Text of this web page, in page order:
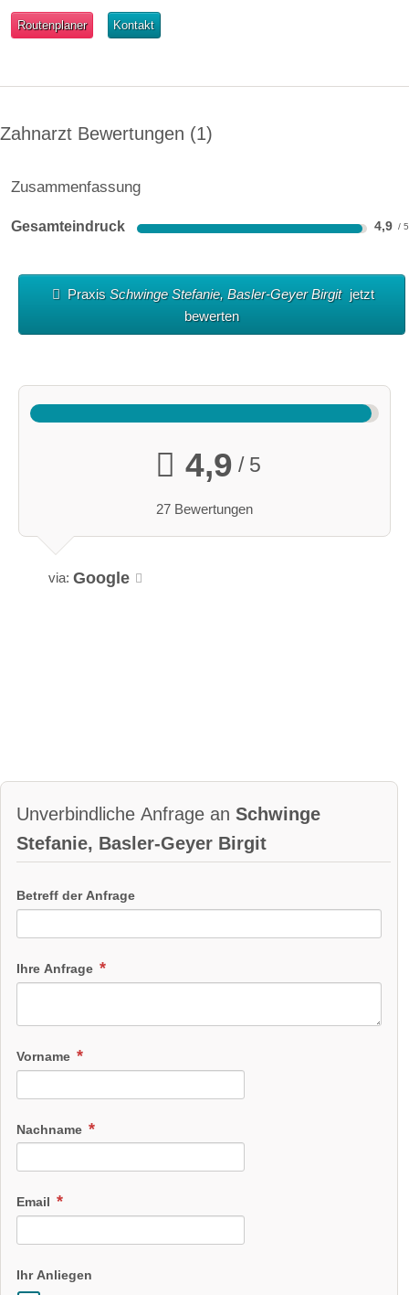
Routenplaner Kontakt
Zahnarzt Bewertungen 1
Zusammenfassung
Gesamteindruck 4,9
PraxisSchwinge Stefanie, Basler-Geyer Birgit jetzt
bewerten
4,9 / 5
27 Bewertungen
via: Google
Unverbindliche Anfrage an Schwinge
Stefanie, Basler-Geyer Birgit
Betreff der Anfrage
Ihre Anfrage
Vorname
Nachname
Email
Ihr Anliegen